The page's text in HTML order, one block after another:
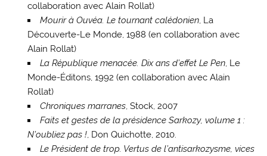
collaboration avec Alain Rollat)
Mourir à Ouvéa. Le tournant calédonien, La
Découverte-Le Monde, 1988 (en collaboration avec
Alain Rollat)
La République menacée. Dix ans d’effet Le Pen, Le
Monde-Éditons, 1992 (en collaboration avec Alain
Rollat)
Chroniques marranes, Stock, 2007
Faits et gestes de la présidence Sarkozy, volume 1 :
N’oubliez pas !, Don Quichotte, 2010.
Le Président de trop. Vertus de l’antisarkozysme, vices